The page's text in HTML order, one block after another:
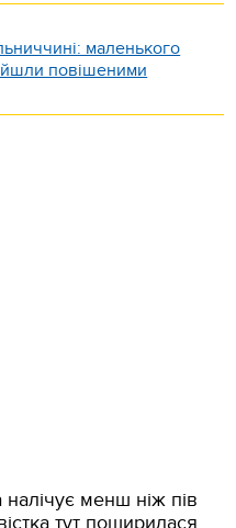
маленького
повішеними
менш ніж пів
тут поширилася